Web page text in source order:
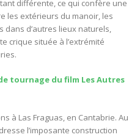
différente, ce qui confère une
les extérieurs du manoir, les
dans d’autres lieux naturels,
crique située à l’extrémité
tournage du film Les Autres
à Las Fraguas, en Cantabrie. Au
l’imposante construction